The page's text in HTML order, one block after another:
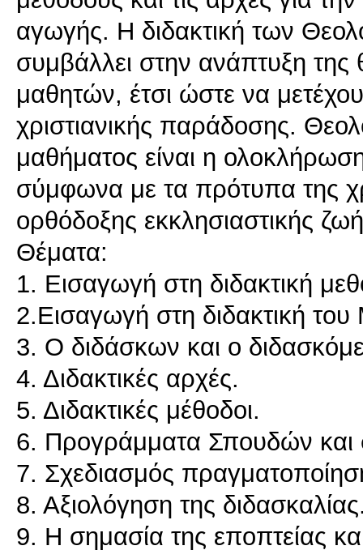
αγωγής. Η διδακτική των
συμβάλλει στην ανάπτυξη της
μαθητών, έτσι ώστε να
χριστιανικής παράδοσης.
μαθήματος είναι η
σύμφωνα με τα πρότυπα της
ορθόδοξης εκκλησιαστικής
Θέματα:
1. Eισαγωγή στη διδακτική
2.Εισαγωγή στη διδακτική
3. Ο διδάσκων και ο
4. Διδακτικές αρχές.
5. Διδακτικές μέθοδοι.
6. Προγράμματα Σπουδών και
7. Σχεδιασμός
8. Αξιολόγηση της
9. Η σημασία της εποπτείας